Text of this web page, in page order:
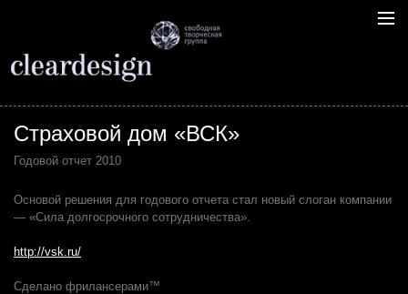
Страховой дом «ВСК»
Годовой отчет 2010
Основой решения для годового отчета стал новый слоган компании
— «Сила долгосрочного сотрудничества».
http://vsk.ru/
Сделано фрилансерами™